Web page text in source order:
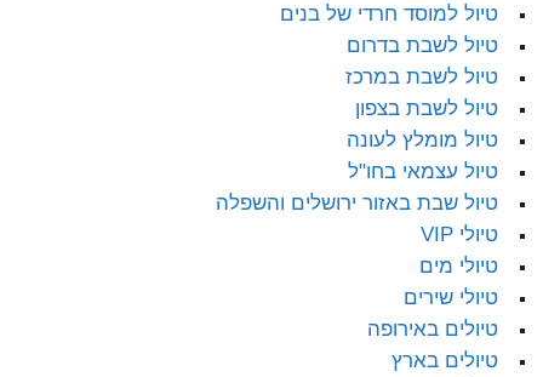
טיול למוסד חרדי של בנים
טיול לשבת בדרום
טיול לשבת במרכז
טיול לשבת בצפון
טיול מומלץ לעונה
טיול עצמאי בחו"ל
טיול שבת באזור ירושלים והשפלה
טיולי VIP
טיולי מים
טיולי שירים
טיולים באירופה
טיולים בארץ